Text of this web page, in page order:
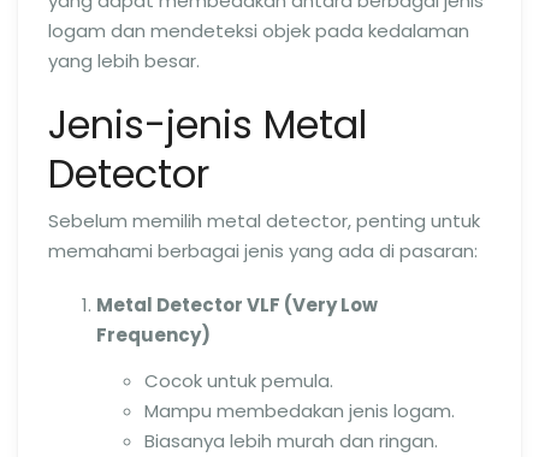
logam dan mendeteksi objek pada kedalaman
yang lebih besar.
Jenis-jenis Metal
Detector
Sebelum memilih metal detector, penting untuk
memahami berbagai jenis yang ada di pasaran:
Metal Detector VLF (Very Low
Frequency)
Cocok untuk pemula.
Mampu membedakan jenis logam.
Biasanya lebih murah dan ringan.